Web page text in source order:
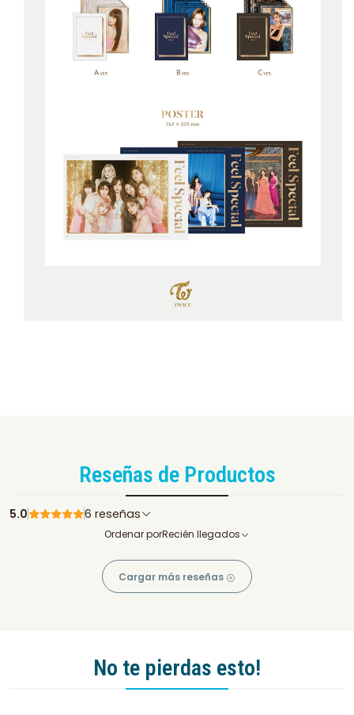
Reseñas de Productos
5.0 6 reseñas
Ordenar porRecién llegados
Cargar más reseñas
No te pierdas esto!